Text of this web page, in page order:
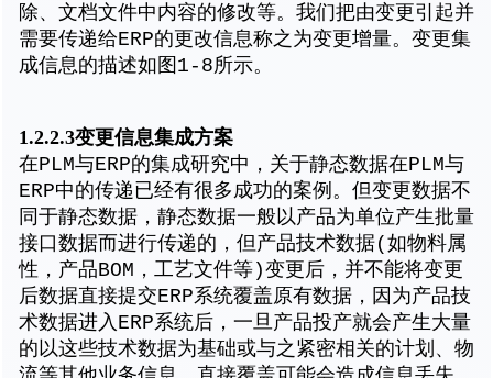
除、文档文件中内容的修改等。我们把由变更引起并
需要传递给ERP的更改信息称之为变更增量。变更集
成信息的描述如图1-8所示。
1.2.2.3变更信息集成方案
在PLM与ERP的集成研究中，关于静态数据在PLM与
ERP中的传递已经有很多成功的案例。但变更数据不
同于静态数据，静态数据一般以产品为单位产生批量
接口数据而进行传递的，但产品技术数据(如物料属
性，产品BOM，工艺文件等)变更后，并不能将变更
后数据直接提交ERP系统覆盖原有数据，因为产品技
术数据进入ERP系统后，一旦产品投产就会产生大量
的以这些技术数据为基础或与之紧密相关的计划、物